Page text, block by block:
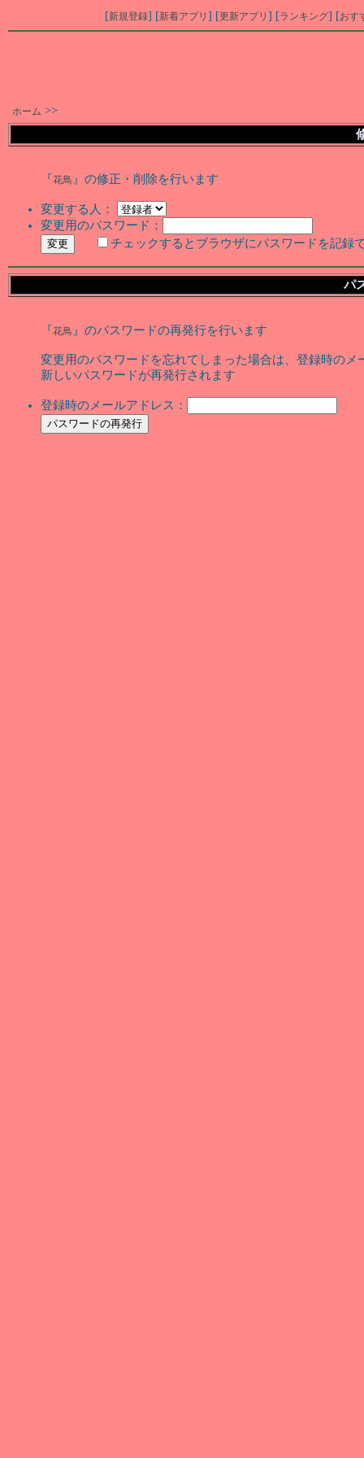
[新規登録] [新着アプリ ] [更新アプリ ] [ランキング] [おす
ホーム >>
『花鳥 』の修正・削除を行います
変更する人：
変更用のパスワード：
チェックするとブラウザにパスワードを記録
パ
『花鳥 』のパスワードの再発行を行います
変更用のパスワードを忘れてしまった場合は、登録時のメ
新しいパスワードが再発行されます
登録時のメールアドレス：